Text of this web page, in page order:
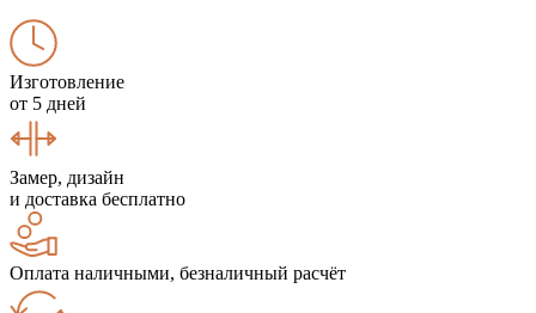
Изготовление
от 5 дней
Замер, дизайн
и доставка бесплатно
Оплата наличными, безналичный расчёт